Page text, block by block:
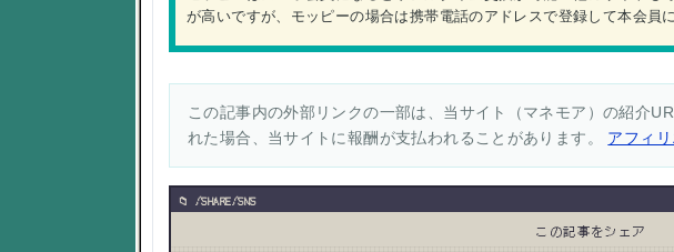
が高いですが、モッピーの場合は携帯電話のアドレスで登録して本会員
この記事内の外部リンクの一部は、当サイト（マネモア）の紹介
れた場合、当サイトに報酬が支払われることがあります。 アフィ
/SHARE/SNS
この記事をシェア